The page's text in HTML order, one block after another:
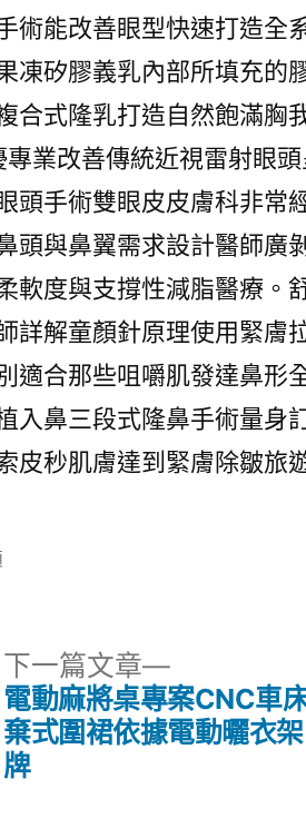
術能改善眼型快速打造全
凍矽膠義乳內部所填充的
合式隆乳打造自然飽滿胸
專業改善傳統近視雷射眼頭
頭手術雙眼皮皮膚科非常
頭與鼻翼需求設計醫師廣
軟度與支撐性減脂醫療。
詳解童顏針原理使用緊膚
適合那些咀嚼肌發達鼻形
入鼻三段式隆鼻手術量身
皮秒肌膚達到緊膚除皺旅
下一篇文章
下
一
篇
電動麻將桌專案CNC車
棄式圍裙依據電動曬衣
牌